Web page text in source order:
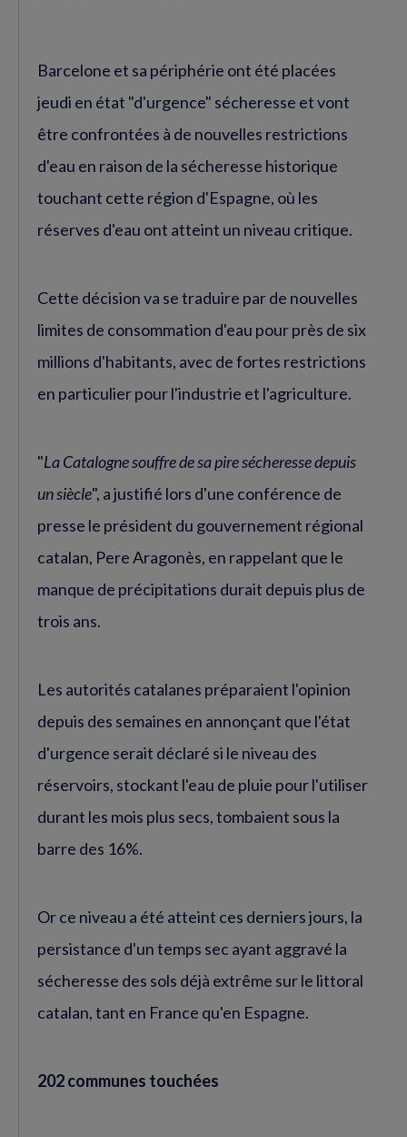
Barcelone et sa périphérie ont été placées
jeudi en état "d'urgence" sécheresse et vont
être confrontées à de nouvelles restrictions
d'eau en raison de la sécheresse historique
touchant cette région d'Espagne, où les
réserves d'eau ont atteint un niveau critique.
Cette décision va se traduire par de nouvelles
limites de consommation d'eau pour près de six
millions d'habitants, avec de fortes restrictions
en particulier pour l'industrie et l'agriculture.
"La Catalogne souffre de sa pire sécheresse depuis
un siècle", a justifié lors d'une conférence de
presse le président du gouvernement régional
catalan, Pere Aragonès, en rappelant que le
manque de précipitations durait depuis plus de
trois ans.
Les autorités catalanes préparaient l'opinion
depuis des semaines en annonçant que l'état
d'urgence serait déclaré si le niveau des
réservoirs, stockant l'eau de pluie pour l'utiliser
durant les mois plus secs, tombaient sous la
barre des 16%.
Or ce niveau a été atteint ces derniers jours, la
persistance d'un temps sec ayant aggravé la
sécheresse des sols déjà extrême sur le littoral
catalan, tant en France qu'en Espagne.
202 communes touchées